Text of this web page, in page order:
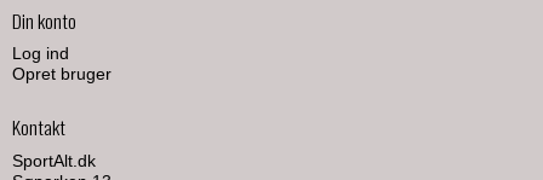
Din konto
Log ind
Opret bruger
Kontakt
SportAlt.dk